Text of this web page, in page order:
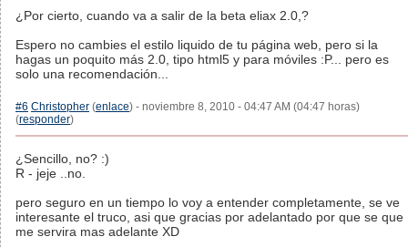
¿Por cierto, cuando va a salir de la beta eliax 2.0,?
Espero no cambies el estilo liquido de tu página web, pero si la
hagas un poquito más 2.0, tipo html5 y para móviles :P... pero es
solo una recomendación...
#6 Christopher (enlace) - noviembre 8, 2010 - 04:47 AM (04:47 horas)
(responder)
¿Sencillo, no? :)
R - jeje ..no.
pero seguro en un tiempo lo voy a entender completamente, se ve
interesante el truco, asi que gracias por adelantado por que se que
me servira mas adelante XD